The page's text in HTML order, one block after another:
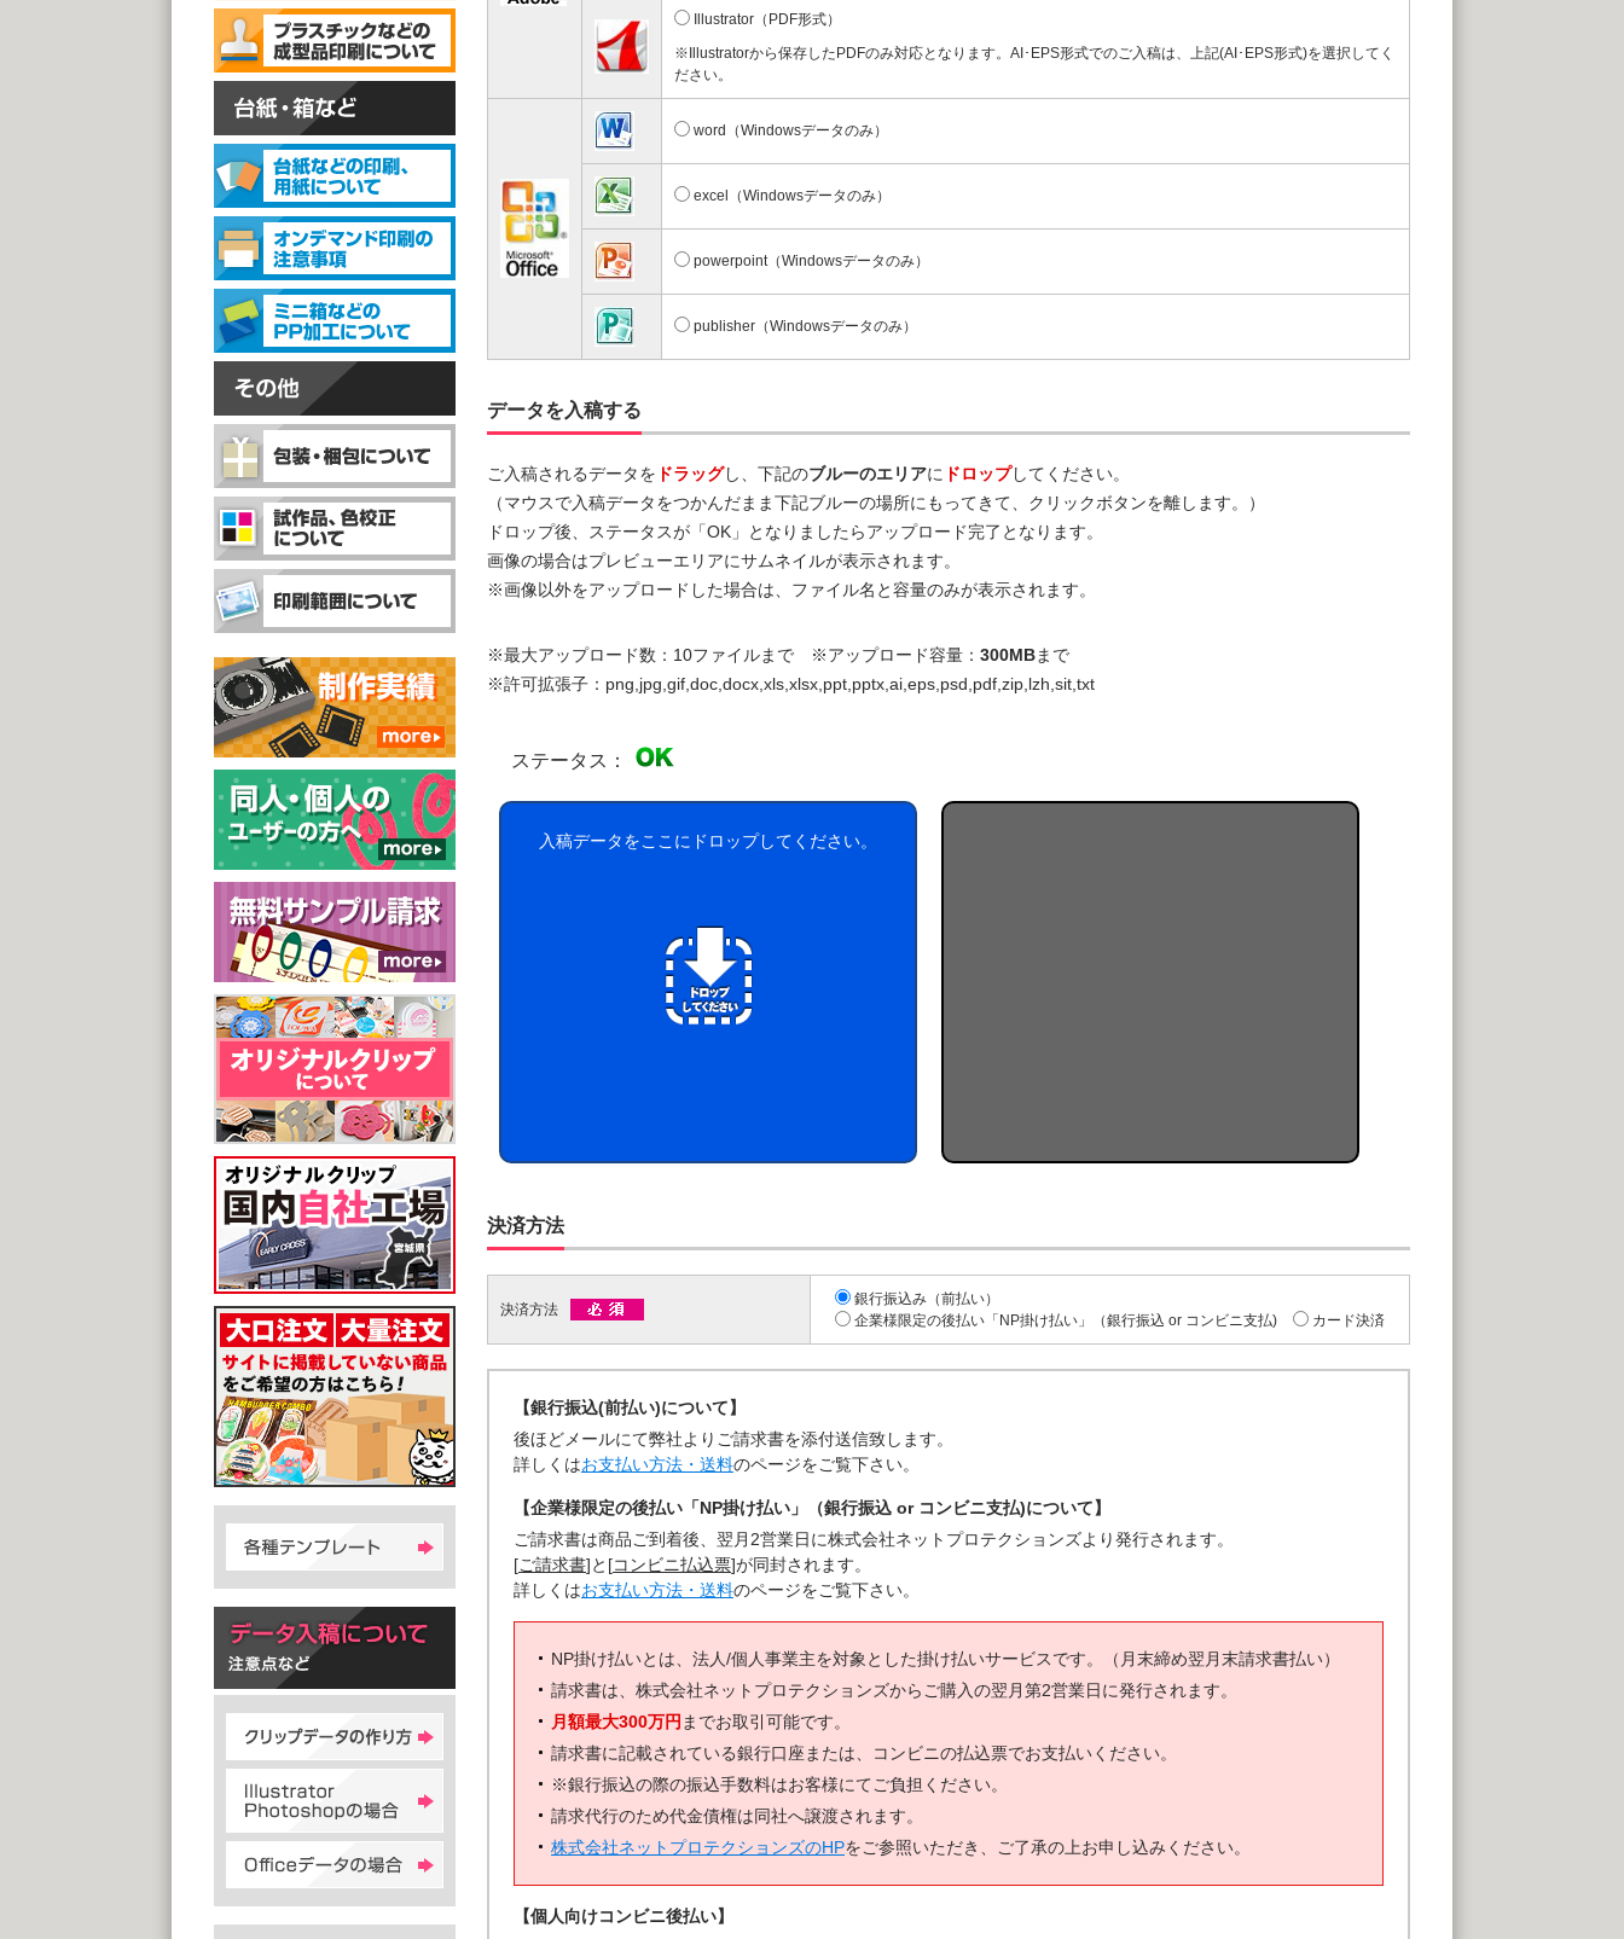
Illustrator（PDF形式）
※Illustratorから保存したPDFのみ対応となります。AI･EPS形式でのご入稿は、上記(AI･EPS形式)を選択してく
ださい。
word（Windowsデータのみ）
excel（Windowsデータのみ）
powerpoint（Windowsデータのみ）
publisher（Windowsデータのみ）
データを入稿する
ご入稿されるデータを ドラッグし、下記のブルーのエリアに ドロップしてください。
（マウスで入稿データをつかんだまま下記ブルーの場所にもってきて、クリックボタンを離します。）
ドロップ後、ステータスが「OK」となりましたらアップロード完了となります。
画像の場合はプレビューエリアにサムネイルが表示されます。
※画像以外をアップロードした場合は、ファイル名と容量のみが表示されます。
※最大アップロード数：10ファイルまで ※アップロード容量： 300MBまで
※許可拡張子：png,jpg,gif,doc,docx,xls,xlsx,ppt,pptx,ai,eps,psd,pdf,zip,lzh,sit,txt
ステータス：
入稿データをここにドロップしてください。
決済方法
決済方法
銀行振込み（前払い）
企業様限定の後払い「NP掛け払い」（銀行振込 or コンビニ支払)
カード決済
【銀行振込(前払い)について】
後ほどメールにて弊社よりご請求書を添付送信致します。
詳しくはお支払い方法・送料のページをご覧下さい。
【企業様限定の後払い「NP掛け払い」（銀行振込 or コンビニ支払)について】
ご請求書は商品ご到着後、翌月2営業日に株式会社ネットプロテクションズより発行されます。
[ご請求書]と[コンビニ払込票]が同封されます。
詳しくはお支払い方法・送料のページをご覧下さい。
NP掛け払いとは、法人/個人事業主を対象とした掛け払いサービスです。（月末締め翌月末請求書払い）
請求書は、株式会社ネットプロテクションズからご購入の翌月第2営業日に発行されます。
月額最大300万円 までお取引可能です。
請求書に記載されている銀行口座または、コンビニの払込票でお支払いください。
※銀行振込の際の振込手数料はお客様にてご負担ください。
請求代行のため代金債権は同社へ譲渡されます。
株式会社ネットプロテクションズのHPをご参照いただき、ご了承の上お申し込みください。
【個人向けコンビニ後払い】
スタンドクリップ